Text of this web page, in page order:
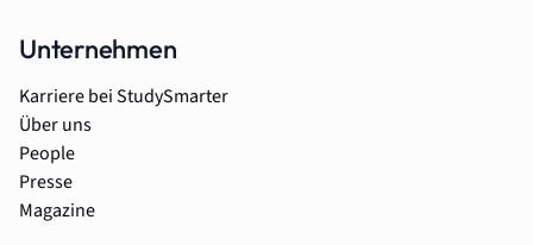
Unternehmen
Karriere bei StudySmarter
Über uns
People
Presse
Magazine